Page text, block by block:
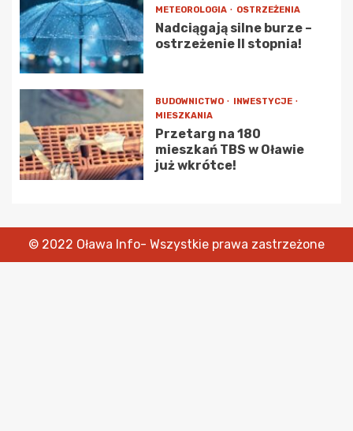
METEOROLOGIA OSTRZEŻENIA
Nadciągają silne burze –
ostrzeżenie II stopnia!
BUDOWNICTWO
INWESTYCJE
MIESZKANIA
Przetarg na 180
mieszkań TBS w Oławie
już wkrótce!
© 2022 Oława Info- Wszystkie prawa zastrzeżone